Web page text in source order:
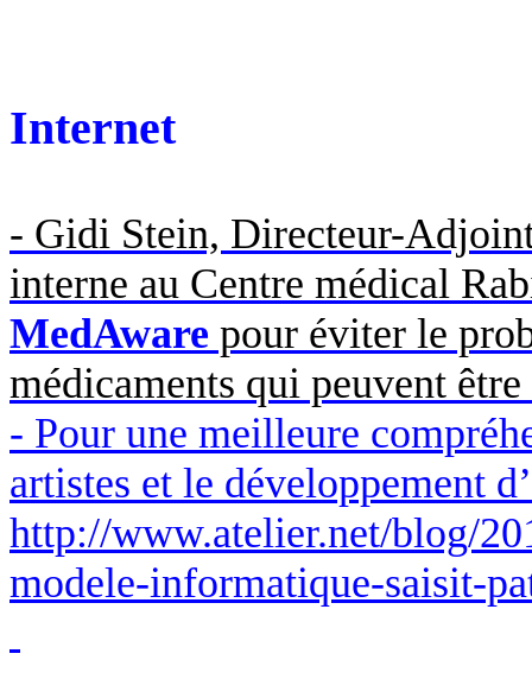
Internet
- Gidi Stein, Directeur-
interne au Centre médical
MedAware pour éviter le
médicaments qui peuvent
- Pour une meilleure
artistes et le développement
http://www.atelier.net/blog/
modele-informatique-saisit-